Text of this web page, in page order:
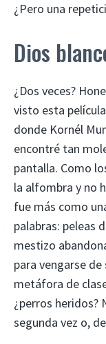
¿Pero una
Dios
¿Dos veces?
visto esta
donde Kornél
encontré tan
pantalla. Como
la alfombra y no
fue más como
palabras: peleas
mestizo
para vengarse
metáfora de
¿perros heridos?
segunda vez o,